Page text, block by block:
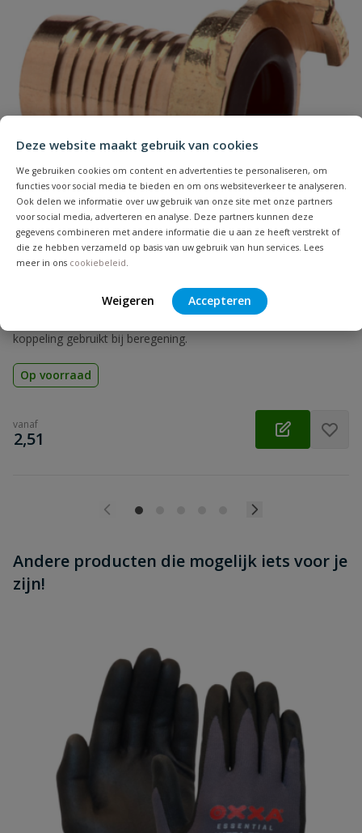
Deze website maakt gebruik van cookies
We gebruiken cookies om content en advertenties te personaliseren, om
functies voor social media te bieden en om ons websiteverkeer te analyseren.
Ook delen we informatie over uw gebruik van onze site met onze partners
voor social media, adverteren en analyse. Deze partners kunnen deze
gegevens combineren met andere informatie die u aan ze heeft verstrekt of
die ze hebben verzameld op basis van uw gebruik van hun services. Lees
meer in ons cookiebeleid.
Weigeren Accepteren
Kleur blauw
Geschikt voor
drinkwater
nee
Geschikt voor water ja
Lengte 10 meter
Materiaal PVC
Maximale druk
25 °C
Merknaam
meter
Naam
Beoordeling
Beoordeling versturen
Geka messing koppeling slangtule
koppeling gebruikt bij beregening.
Op voorraad
vanaf
€
2,51
Andere producten die mogelijk iets voor je
zijn!